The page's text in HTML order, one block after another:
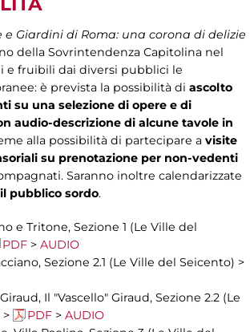
e Giardini di Roma: una corona di delizie
della Sovrintendenza Capitolina nel
e fruibili dai diversi pubblici le
è prevista la possibilità di ascolto
su una selezione di opere e di
audio-descrizione di alcune tavole in
alla possibilità di partecipare a visite
su prenotazione per non-vedenti
Saranno inoltre calendarizzate
pubblico sordo.
e Tritone, Sezione 1 (Le Ville del
PDF > AUDIO
Sezione 2.1 (Le Ville del Seicento) >
Il "Vascello" Giraud, Sezione 2.2 (Le
PDF > AUDIO